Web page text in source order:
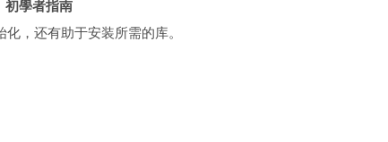
初學者指南
，还有助于安装所需的库。